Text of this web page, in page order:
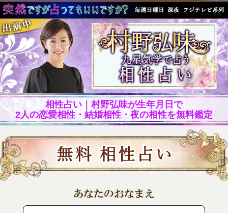
相性占い｜村野弘味が生年月日で
2人の恋愛相性・結婚相性・夜の相性を無料鑑定